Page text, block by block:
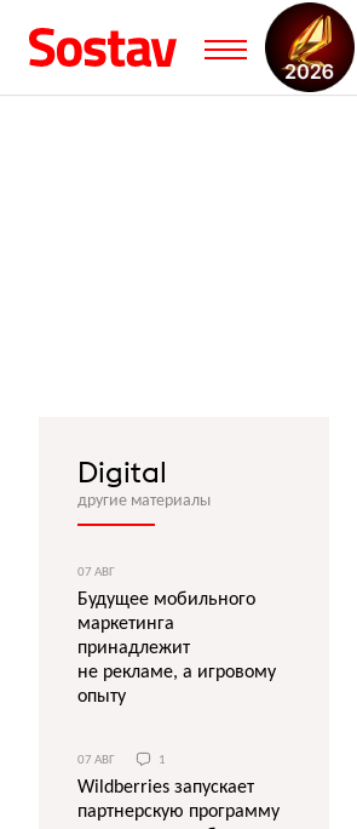
Digital
другие материалы
07 АВГ
Будущее мобильного
маркетинга
принадлежит
не рекламе, а игровому
опыту
07 АВГ 1
Wildberries запускает
партнерскую программу